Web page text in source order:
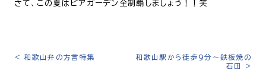
さて、この夏はビアガーデン全制覇しましょう！！笑
投
< 和歌山弁の方言特集
和歌山駅から徒歩9分〜鉄板焼の
石田
>